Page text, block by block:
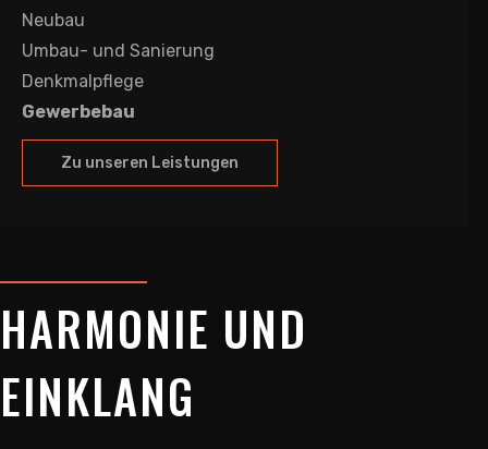
Neubau
Umbau- und Sanierung
Denkmalpflege
Gewerbebau
Zu unseren Leistungen
HARMONIE UND
EINKLANG